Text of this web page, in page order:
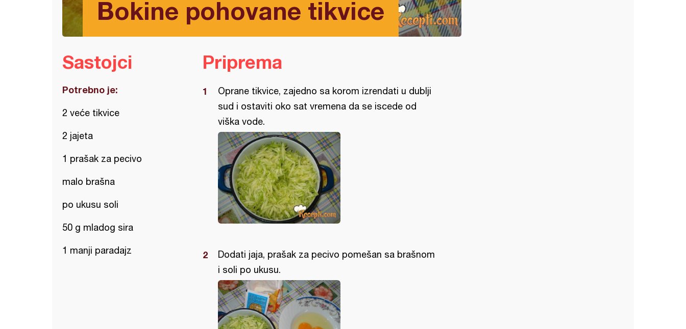
Bokine pohovane tikvice
Sastojci
Potrebno je:
2 veće tikvice
2 jajeta
1 prašak za pecivo
malo brašna
po ukusu soli
50 g mladog sira
1 manji paradajz
Priprema
Oprane tikvice, zajedno sa korom izrendati u dublji
sud i ostaviti oko sat vremena da se iscede od
viška vode.
Dodati jaja, prašak za pecivo pomešan sa brašnom
i soli po ukusu.